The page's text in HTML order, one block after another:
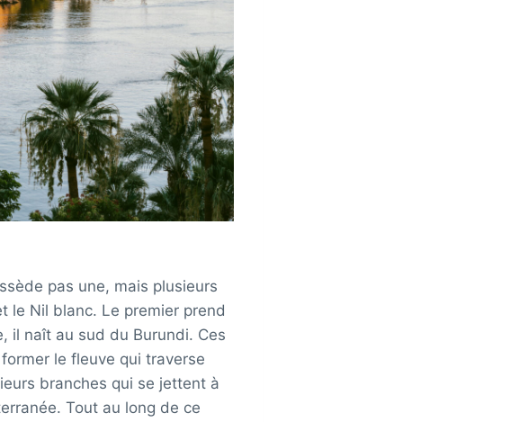
pas une, mais plusieurs
le Nil blanc. Le premier prend
il naît au sud du Burundi. Ces
le fleuve qui traverse
branches qui se jettent à
Tout au long de ce